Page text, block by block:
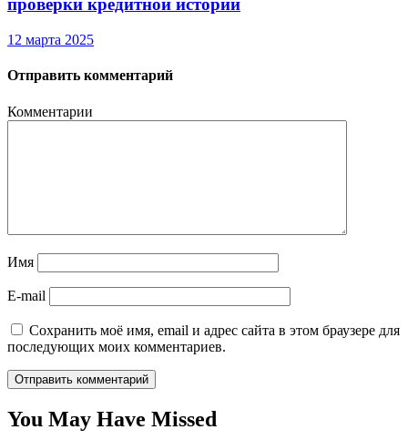
проверки кредитной истории
12 марта 2025
Отправить комментарий
Комментарии
Имя
E-mail
Сохранить моё имя, email и адрес сайта в этом браузере для
последующих моих комментариев.
You May Have Missed